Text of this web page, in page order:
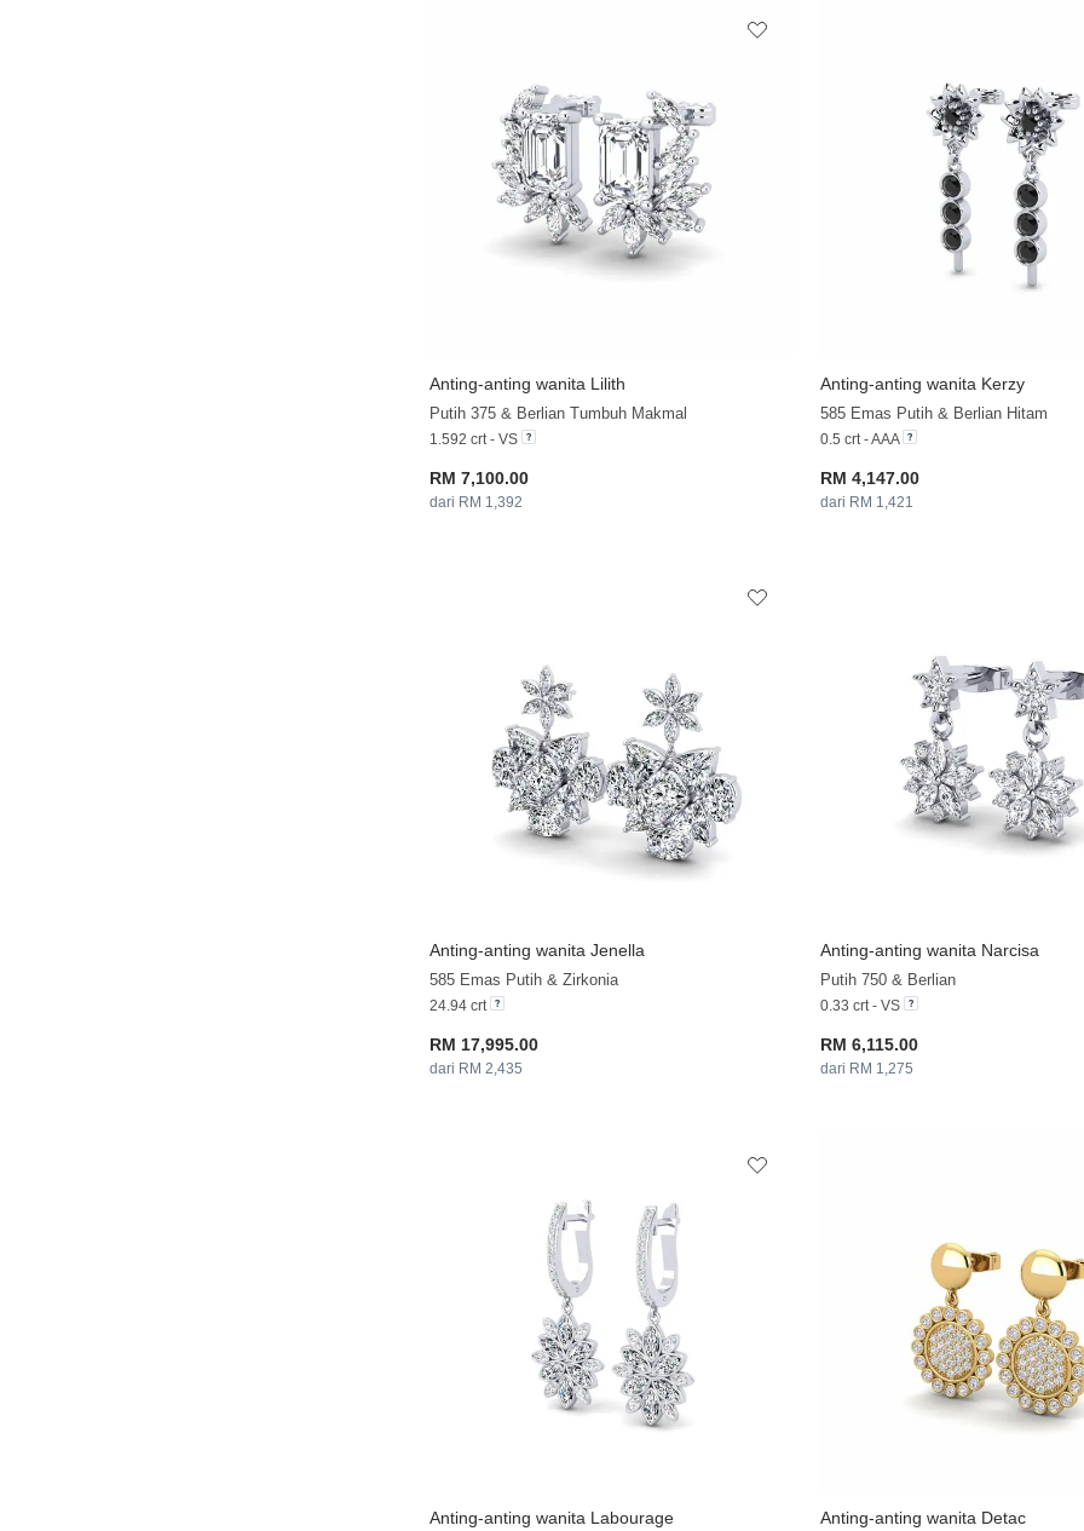
Anting-anting wanita Lilith
Putih 375 & Berlian Tumbuh Makmal
1.592 crt - VS
RM 7,100.00
dari RM 1,392
Anting-anting wanita Kerzy
585 Emas Putih & Berlian Hitam
0.5 crt - AAA
RM 4,147.00
dari RM 1,421
Anting-anting wanita Jenella
585 Emas Putih & Zirkonia
24.94 crt
RM 17,995.00
dari RM 2,435
Anting-anting wanita Narcisa
Putih 750 & Berlian
0.33 crt - VS
RM 6,115.00
dari RM 1,275
Anting-anting wanita Labourage Anting-anting wanita Detac